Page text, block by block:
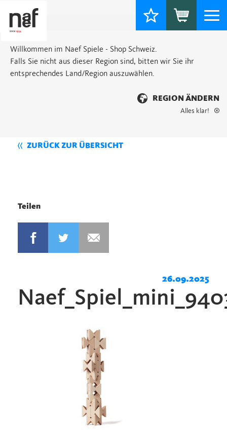
Willkommen im Naef Spiele - Shop Schweiz.
Falls Sie nicht aus dieser Region sind, bitten wir Sie ihr
entsprechendes Land/Region auszuwählen.
REGION ÄNDERN
Alles klar!
ZURÜCK ZUR ÜBERSICHT
Teilen
26.09.2025